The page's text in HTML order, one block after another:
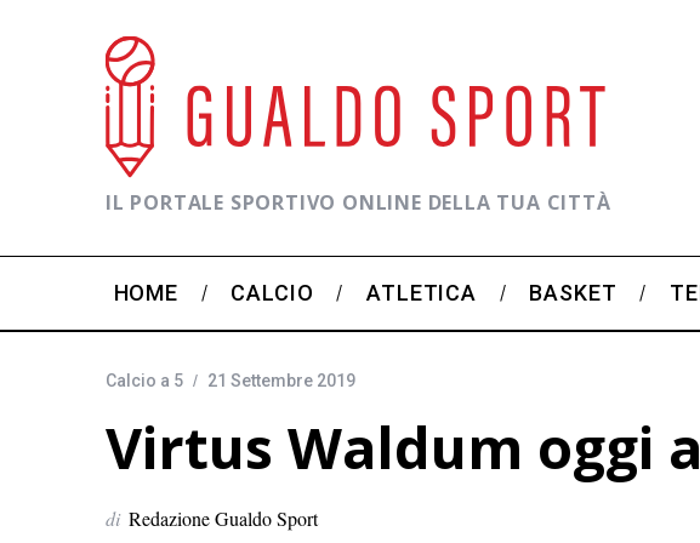
IL PORTALE SPORTIVO ONLINE DELLA TUA CITTÀ
HOME CALCIO ATLETICA BASKET
Calcio a 5 21 Settembre 2019
Virtus Waldum oggi
di Redazione Gualdo Sport